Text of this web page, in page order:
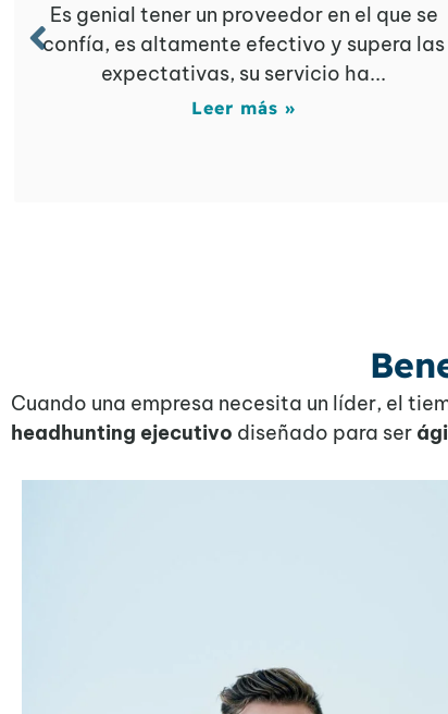
Es genial tener un proveedor en el que se
confía, es altamente efectivo y supera las
expectativas, su servicio ha...
Leer más »
Cuando una empresa necesita un líder, el
headhunting ejecutivo diseñado para ser